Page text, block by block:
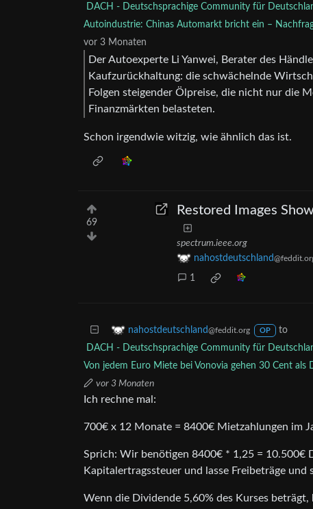
DACH - Deutschsprachige Community für
Autoindustrie: Chinas Automarkt bricht ein –
vor 3 Monaten
Der Autoexperte Li Yanwei, Berater des
Kaufzurückhaltung: die schwächelnde
Folgen steigender Ölpreise, die nicht nur die
Finanzmärkten belasteten.
Schon irgendwie witzig, wie ähnlich das ist.
69
Restored Images
spectrum.ieee.org
nahostdeutschland
1
nahostdeutschland@feddit.org OP
to
DACH - Deutschsprachige Community für
Von jedem Euro Miete bei Vonovia gehen 30 Cent als
vor 3 Monaten
Ich rechne mal:
700€ x 12 Monate = 8400€ Mietzahlungen im
Sprich: Wir benötigen 8400€ * 1,25 = 10.500€
Kapitalertragssteuer und lasse Freibeträge und
Wenn die Dividende 5,60% des Kurses